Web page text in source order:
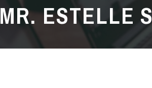
MR. ESTELLE